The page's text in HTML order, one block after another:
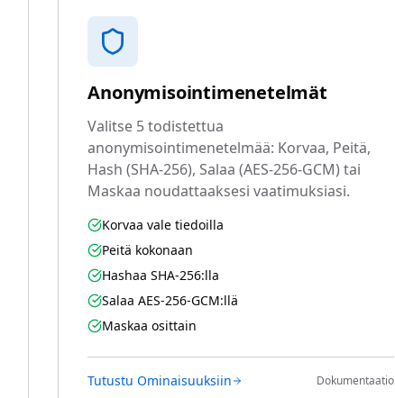
Anonymisointimenetelmät
Valitse 5 todistettua
anonymisointimenetelmää: Korvaa, Peitä,
Hash (SHA-256), Salaa (AES-256-GCM) tai
Maskaa noudattaaksesi vaatimuksiasi.
Korvaa vale tiedoilla
Peitä kokonaan
Hashaa SHA-256:lla
Salaa AES-256-GCM:llä
Maskaa osittain
Tutustu Ominaisuuksiin Dokumentaatio